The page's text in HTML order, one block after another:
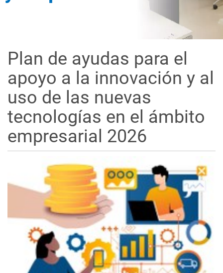
Plan de ayudas para el
apoyo a la innovación y al
uso de las nuevas
tecnologías en el ámbito
empresarial 2026